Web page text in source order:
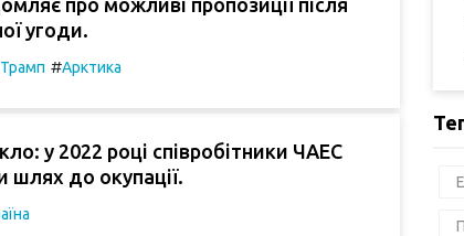
угоди.
#Арктика
у 2022 році співробітники ЧАЕС
шлях до окупації.